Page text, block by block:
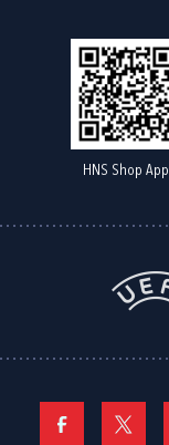
HNS Shop App